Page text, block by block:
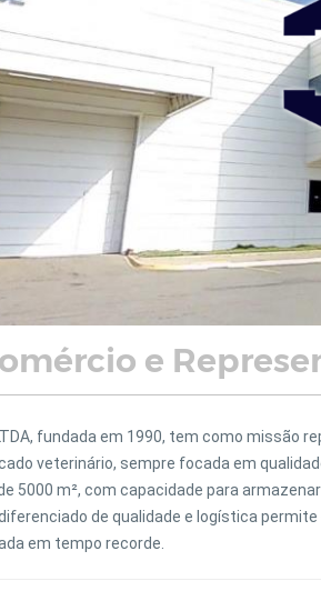
e
fundada em 1990, tem como missão
veterinário, sempre focada em
5000 m², com capacidade para
de qualidade e logística
em tempo recorde.